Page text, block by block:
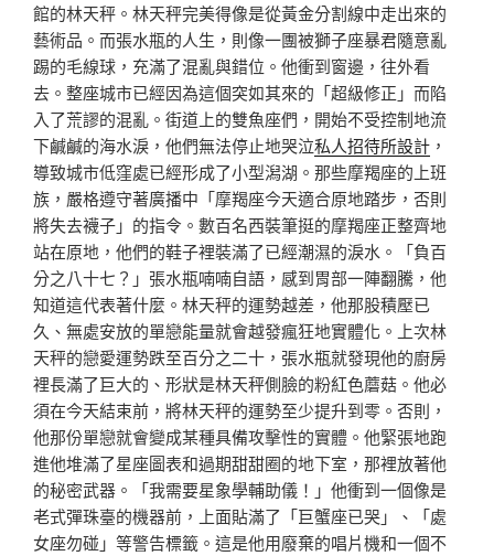
館的林天秤。林天秤完美得像是從黃金分割線中走出來的
藝術品。而張水瓶的人生，則像一團被獅子座暴君隨意亂
踢的毛線球，充滿了混亂與錯位。他衝到窗邊，往外看
去。整座城市已經因為這個突如其來的「超級修正」而陷
入了荒謬的混亂。街道上的雙魚座們，開始不受控制地流
下鹹鹹的海水淚，他們無法停止地哭泣私人招待所設計 ，
導致城市低窪處已經形成了小型潟湖。那些摩羯座的上班
族，嚴格遵守著廣播中「摩羯座今天適合原地踏步，否則
將失去襪子」的指令。數百名西裝筆挺的摩羯座正整齊地
站在原地，他們的鞋子裡裝滿了已經潮濕的淚水。「負百
分之八十七？」張水瓶喃喃自語，感到胃部一陣翻騰，他
知道這代表著什麼。林天秤的運勢越差，他那股積壓已
久、無處安放的單戀能量就會越發瘋狂地實體化。上次林
天秤的戀愛運勢跌至百分之二十，張水瓶就發現他的廚房
裡長滿了巨大的、形狀是林天秤側臉的粉紅色蘑菇。他必
須在今天結束前，將林天秤的運勢至少提升到零。否則，
他那份單戀就會變成某種具備攻擊性的實體。他緊張地跑
進他堆滿了星座圖表和過期甜甜圈的地下室，那裡放著他
的秘密武器。「我需要星象學輔助儀！」他衝到一個像是
老式彈珠臺的機器前，上面貼滿了「巨蟹座已哭」、「處
女座勿碰」等警告標籤。這是他用廢棄的唱片機和一個不